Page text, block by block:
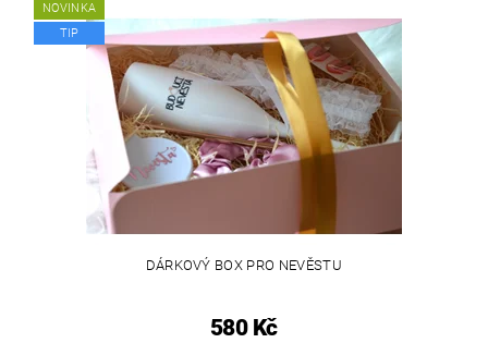
NOVINKA
TIP
DÁRKOVÝ BOX PRO NEVĚSTU
580 Kč